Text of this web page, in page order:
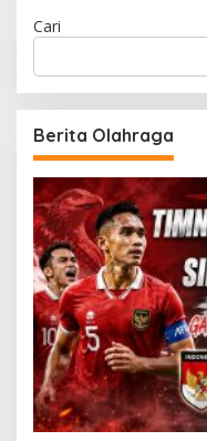
Cari
Berita Olahraga